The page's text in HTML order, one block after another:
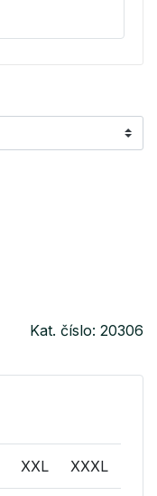
Kat. číslo: 20306
XXL XXXL